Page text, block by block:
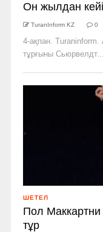
Он жылдан
TuranInform KZ 0
4-ақпан.
тұрғыны Сьюрвелдт...
ШЕТЕЛ
Пол Маккартни
тұр